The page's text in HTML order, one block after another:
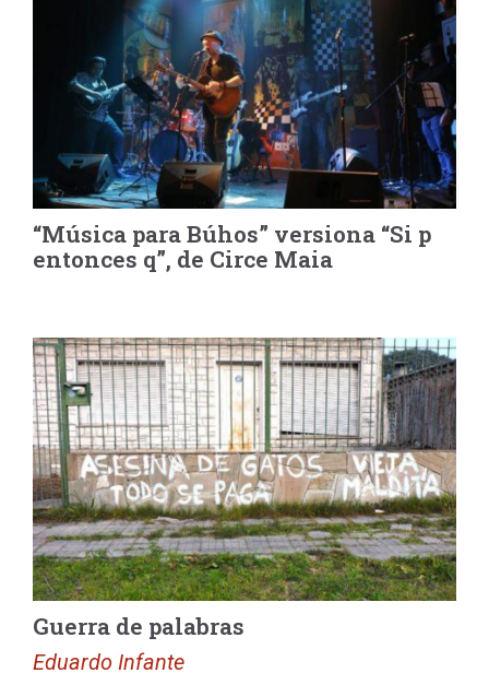
“Música para Búhos” versiona “Si p
entonces q”, de Circe Maia
Guerra de palabras
Eduardo Infante